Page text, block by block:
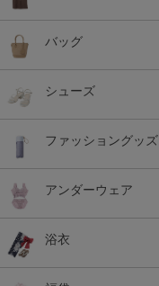
バッグ
シューズ
ファッショングッズ
アンダーウェア
浴衣